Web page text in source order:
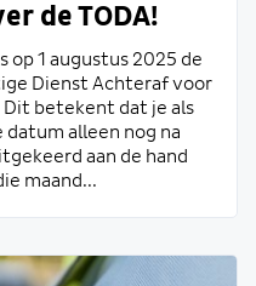
de TODA!
1 augustus 2025 de
Dienst Achteraf voor
Dit betekent dat je als
alleen nog na
aan de hand
maand...